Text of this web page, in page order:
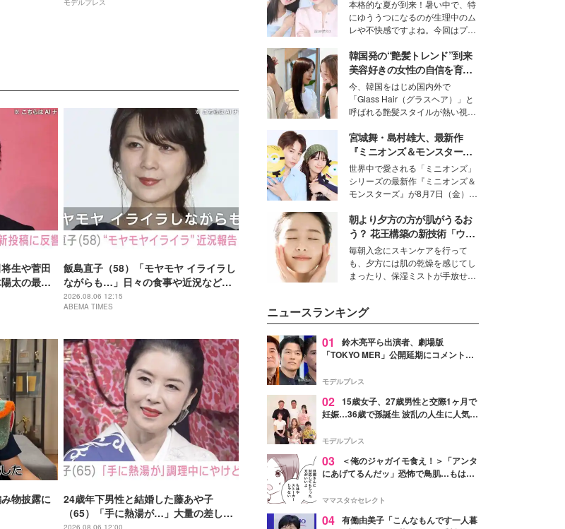
る」
モデルプレス
生や菅田
太の最新
てくね!!」
飯島直子（58）「モヤモヤ イライラし
ながらも…」日々の食事や近況など日
常の様子を公開
2026.08.06 12:15
ABEMA TIMES
物披露に
24歳年下男性と結婚した藤あや子
（65）「手に熱湯が…」大量の差し入
2026.08.06 12:00
本格的な夏が到来！暑い中で、特
にゆううつになるのが生理中のム
レや不快感ですよね。今回はプラ
モデル・愛甲ひかりさんと橋下美
好さんを迎えて本音で女子会トー
ク。猛暑のお出かけを快適に過ご
すヒントや、2人が感動した夏の
生理の新常識にも迫りました。
韓国発の“艶髪トレンド”到来
美容好きの女性の自信を育む
「ヘアケア事情」って？
今、韓国をはじめ国内外で
「Glass Hair（グラスヘア）」と
呼ばれる艶髪スタイルが熱い視線
ションの完成度を高めるベースと
して、“髪そのものの美しさ”に改
めて注目する人が増えている様
子。今回は、そんな憧れの艶やか
な髪を日常で叶える、美容好きの
女性たちのヘアケア事情を紹介し
ます。
宮城舞・島村雄大、最新作
『ミニオンズ＆モンスター
ズ』の魅力熱弁 ハチャメチャ
だけじゃない“友情と絆”に感
動
世界中で愛される「ミニオンズ」
シリーズの最新作『ミニオンズ＆
モンスターズ』が8月7日（金）に
ニオン好き”という共通点を持つモ
デルの宮城舞と島村雄大の特別対
談をお届け！それぞれの視点か
ら、今作ならではの魅力や予想外
の感動をもたらす奥深いストーリ
ーについて熱く語り合ってもらっ
朝より夕方の方が肌がうるお
う？ 花王構築の新技術「ウォ
ーターキャプチャリングスキ
ン（捕水肌）」がスキンケア
の常識を変える予感
毎朝入念にスキンケアを行って
も、夕方には肌の乾燥を感じてし
まったり、保湿ミストが手放せな
性を秘めた、革新的な「Water
Capturing Skin（ウォーターキャ
プチャリングスキン：捕水肌）」
技術を、花王が構築した。
ニュースランキング
01
鈴木亮平ら出演者、劇場版
「TOKYO MER」公開延期にコメント
最大の敬意とエールを」
モデルプレス
02 15歳女子、27歳男性と交際1ヶ月で
妊娠…36歳で孫誕生 波乱の人生に人気タ
よ！」
モデルプレス
03
＜俺のジャガイモ食え！＞「アンタ
にあげてるんだッ」恐怖で鳥肌…もはや
ママスタ☆セレクト
04 有働由美子「こんなもんです一人暮